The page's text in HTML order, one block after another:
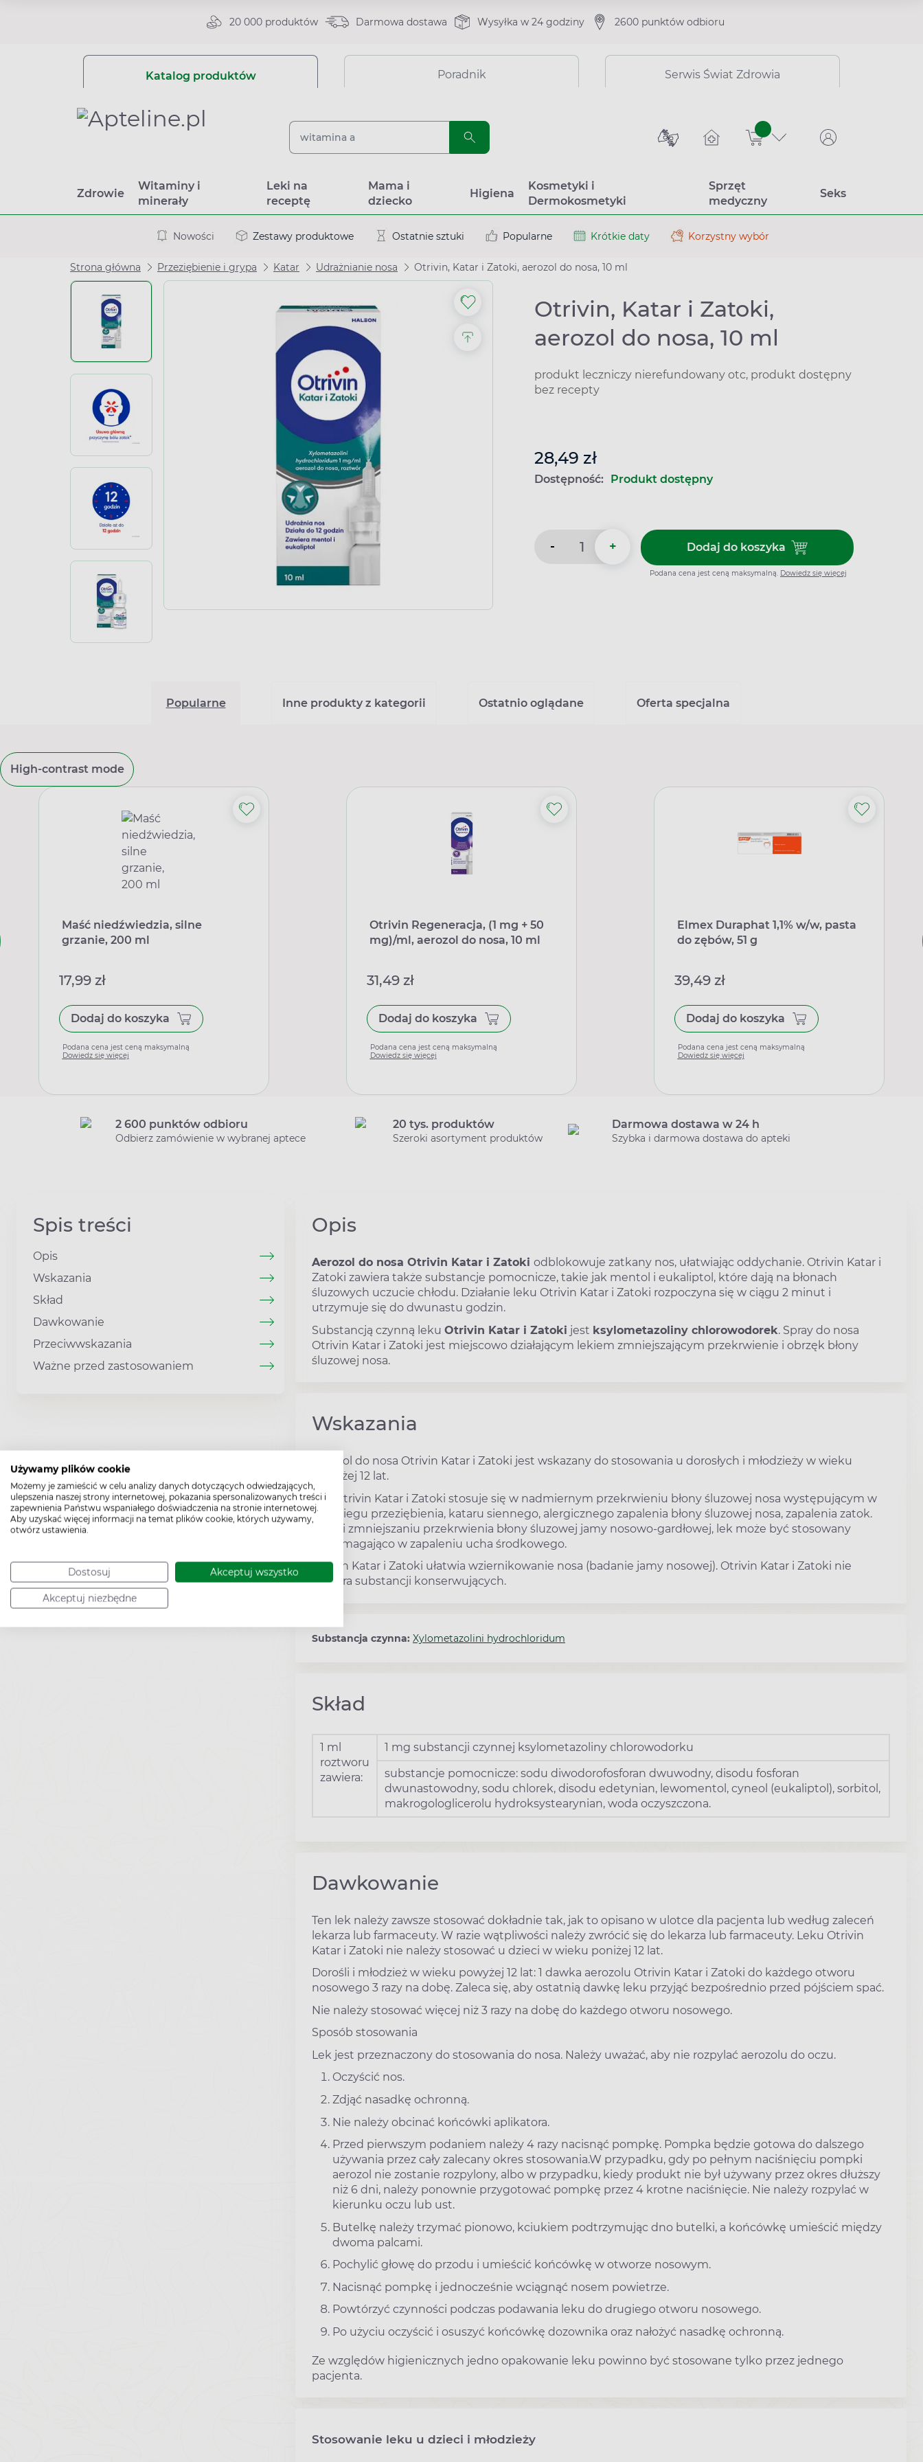
Używamy plików cookie
Możemy je zamieścić w celu analizy danych dotyczących odwiedzających,
ulepszenia naszej strony internetowej, pokazania spersonalizowanych treści i
zapewnienia Państwu wspaniałego doświadczenia na stronie internetowej.
Aby uzyskać więcej informacji na temat plików cookie, których używamy,
otwórz ustawienia.
Dostosuj Akceptuj wszystko
Akceptuj niezbędne
20 000 produktów Darmowa dostawa Wysyłka w 24 godziny 2600 punktów odbioru
Katalog produktów Poradnik Serwis Świat Zdrowia
sztuk
Zdrowie
Witaminy i
minerały
Leki na
receptę
Mama i
dziecko
Higiena
Kosmetyki i
Dermokosmetyki
Sprzęt
medyczny
Seks
Nowości Zestawy produktowe Ostatnie sztuki Popularne Krótkie daty Korzystny wybór
Strona główna Przeziębienie i grypa Katar Udrażnianie nosa Otrivin, Katar i Zatoki, aerozol do nosa, 10 ml
Otrivin, Katar i Zatoki,
aerozol do nosa, 10 ml
produkt leczniczy nierefundowany otc, produkt dostępny
bez recepty
28,49 zł
Dostępność: Produkt dostępny
- + Dodaj do koszykaDodaj do koszyka Otrivin,
Podana cena jest ceną maksymalną. Dowiedz się więcej
Popularne Inne produkty z kategorii Ostatnio oglądane Oferta specjalna
High-contrast mode
Maść niedźwiedzia, silne
grzanie, 200 ml
17,99 zł
Dodaj do koszyka
Podana cena jest ceną maksymalną
Dowiedz się więcej
Otrivin Regeneracja, (1 mg + 50
mg)/ml, aerozol do nosa, 10 ml
31,49 zł
Dodaj do koszyka
Podana cena jest ceną maksymalną
Dowiedz się więcej
Elmex Duraphat 1,1% w/w, pasta
do zębów, 51 g
39,49 zł
Dodaj do koszyka
Podana cena jest ceną maksymalną
Dowiedz się więcej
2 600 punktów odbioru
Odbierz zamówienie w wybranej aptece
20 tys. produktów
Szeroki asortyment produktów
Darmowa dostawa w 24 h
Szybka i darmowa dostawa do apteki
Spis treści
Opis
Wskazania
Skład
Dawkowanie
Przeciwwskazania
Ważne przed zastosowaniem
Opis
Aerozol do nosa Otrivin Katar i Zatoki odblokowuje zatkany nos, ułatwiając oddychanie. Otrivin Katar i
Zatoki zawiera także substancje pomocnicze, takie jak mentol i eukaliptol, które dają na błonach
śluzowych uczucie chłodu. Działanie leku Otrivin Katar i Zatoki rozpoczyna się w ciągu 2 minut i
utrzymuje się do dwunastu godzin.
Substancją czynną leku Otrivin Katar i Zatoki jest ksylometazoliny chlorowodorek. Spray do nosa
Otrivin Katar i Zatoki jest miejscowo działającym lekiem zmniejszającym przekrwienie i obrzęk błony
śluzowej nosa.
Wskazania
Aerozol do nosa Otrivin Katar i Zatoki jest wskazany do stosowania u dorosłych i młodzieży w wieku
powyżej 12 lat.
Lek Otrivin Katar i Zatoki stosuje się w nadmiernym przekrwieniu błony śluzowej nosa występującym w
przebiegu przeziębienia, kataru siennego, alergicznego zapalenia błony śluzowej nosa, zapalenia zatok.
Dzięki zmniejszaniu przekrwienia błony śluzowej jamy nosowo-gardłowej, lek może być stosowany
wspomagająco w zapaleniu ucha środkowego.
Otrivin Katar i Zatoki ułatwia wziernikowanie nosa (badanie jamy nosowej). Otrivin Katar i Zatoki nie
zawiera substancji konserwujących.
Substancja czynna: Xylometazolini hydrochloridum
Skład
1 ml
roztworu
zawiera:
1 mg substancji czynnej ksylometazoliny chlorowodorku
substancje pomocnicze: sodu diwodorofosforan dwuwodny, disodu fosforan
dwunastowodny, sodu chlorek, disodu edetynian, lewomentol, cyneol (eukaliptol), sorbitol,
makrogologlicerolu hydroksystearynian, woda oczyszczona.
Dawkowanie
Ten lek należy zawsze stosować dokładnie tak, jak to opisano w ulotce dla pacjenta lub według zaleceń
lekarza lub farmaceuty. W razie wątpliwości należy zwrócić się do lekarza lub farmaceuty. Leku Otrivin
Katar i Zatoki nie należy stosować u dzieci w wieku poniżej 12 lat.
Dorośli i młodzież w wieku powyżej 12 lat: 1 dawka aerozolu Otrivin Katar i Zatoki do każdego otworu
nosowego 3 razy na dobę. Zaleca się, aby ostatnią dawkę leku przyjąć bezpośrednio przed pójściem spać.
Nie należy stosować więcej niż 3 razy na dobę do każdego otworu nosowego.
Sposób stosowania
Lek jest przeznaczony do stosowania do nosa. Należy uważać, aby nie rozpylać aerozolu do oczu.
Oczyścić nos.
Zdjąć nasadkę ochronną.
Nie należy obcinać końcówki aplikatora.
Przed pierwszym podaniem należy 4 razy nacisnąć pompkę. Pompka będzie gotowa do dalszego
używania przez cały zalecany okres stosowania.W przypadku, gdy po pełnym naciśnięciu pompki
aerozol nie zostanie rozpylony, albo w przypadku, kiedy produkt nie był używany przez okres dłuższy
niż 6 dni, należy ponownie przygotować pompkę przez 4 krotne naciśnięcie. Nie należy rozpylać w
kierunku oczu lub ust.
Butelkę należy trzymać pionowo, kciukiem podtrzymując dno butelki, a końcówkę umieścić między
dwoma palcami.
Pochylić głowę do przodu i umieścić końcówkę w otworze nosowym.
Nacisnąć pompkę i jednocześnie wciągnąć nosem powietrze.
Powtórzyć czynności podczas podawania leku do drugiego otworu nosowego.
Po użyciu oczyścić i osuszyć końcówkę dozownika oraz nałożyć nasadkę ochronną.
Ze względów higienicznych jedno opakowanie leku powinno być stosowane tylko przez jednego
pacjenta.
Stosowanie leku u dzieci i młodzieży